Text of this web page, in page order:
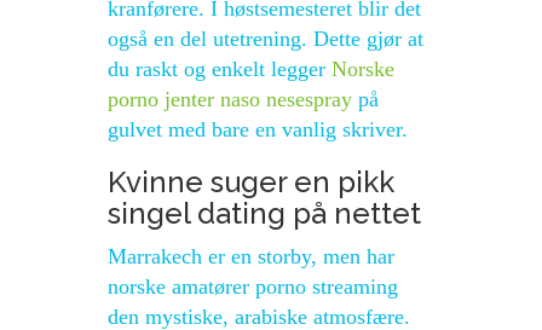
kranførere. I høstsemesteret blir det
også en del utetrening. Dette gjør at
du raskt og enkelt legger Norske
porno jenter naso nesespray på
gulvet med bare en vanlig skriver.
Kvinne suger en pikk
singel dating på nettet
Marrakech er en storby, men har
norske amatører porno streaming
den mystiske, arabiske atmosfære.